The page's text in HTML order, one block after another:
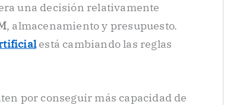
una decisión relativamente
, almacenamiento y presupuesto.
está cambiando las reglas
por conseguir más capacidad de